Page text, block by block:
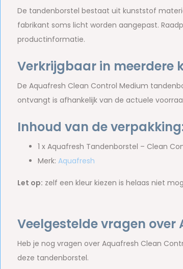
De tandenborstel bestaat uit kunststof
fabrikant soms licht worden aangepast.
productinformatie.
Verkrijgbaar in meerdere
De Aquafresh Clean Control Medium
ontvangt is afhankelijk van de actuele
Inhoud van de
1 x Aquafresh Tandenborstel – Clean
Merk: Aquafresh
Let op: zelf een kleur kiezen is helaas niet
Veelgestelde vragen
Heb je nog vragen over Aquafresh Clean
deze tandenborstel.